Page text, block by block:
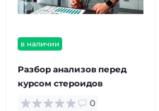
в наличии
Разбор анализов перед
курсом стероидов
0